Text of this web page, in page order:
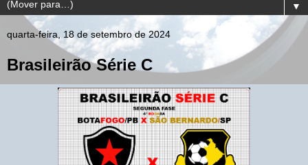
▼
quarta-feira, 18 de setembro de 2024
Brasileirão Série C